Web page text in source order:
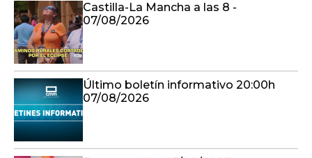
Castilla-La Mancha a las 8 -
07/08/2026
Último boletín informativo 20:00h
07/08/2026